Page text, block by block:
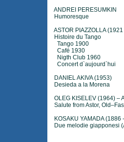
ANDREI PERESUMKIN
Humoresque
ASTOR PIAZZOLLA
Histoire du Tango
Tango 1900
Café 1930
Nigth Club 1960
Concert d`aujourd`hui
DANIEL AKIVA (1953)
Desieda a la Morena
OLEG KISELEV (1964) –
Salute from Astor,
KOSAKU YAMADA (1886
Due melodie giapponesi